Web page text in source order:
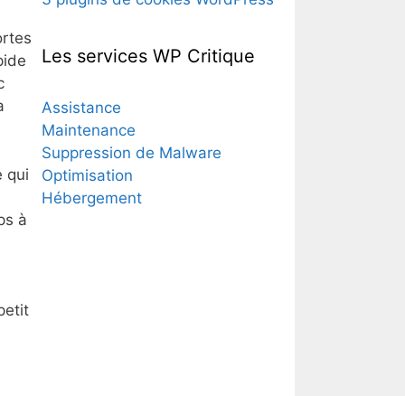
qui
à
Les services WP Critique
Assistance
Maintenance
Suppression de Malware
Optimisation
Hébergement